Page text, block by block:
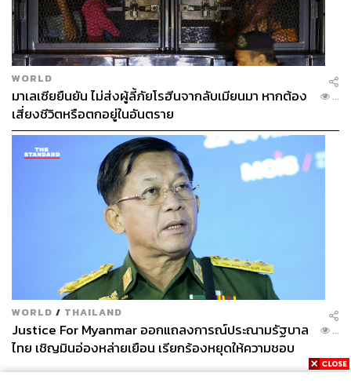
WORLD
มาเลเซียยืนยัน ไม่ส่งผู้ลี้ภัยโรฮีนจากลับเมียนมา หากต้อง
เสี่ยงชีวิตหรือตกอยู่ในอันตราย
...
WORLD / THAILAND
Justice For Myanmar ออกแถลงการณ์ประณามรัฐบาล
ไทย เชิญมินอ่องหล่ายเยือน เรียกร้องหยุดให้ความชอบ
ธรรมรัฐบาลทหาร
...